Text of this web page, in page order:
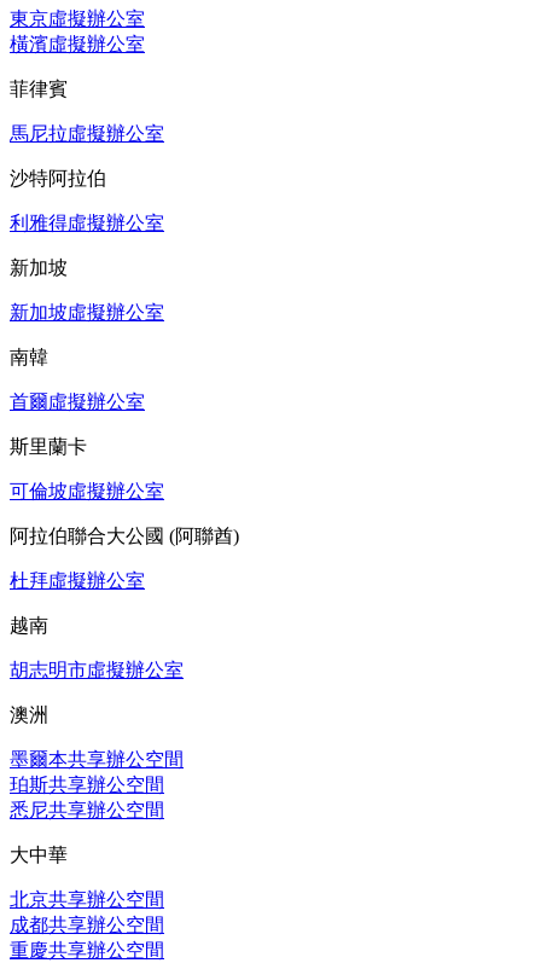
東京虛擬辦公室
橫濱虛擬辦公室
菲律賓
馬尼拉虛擬辦公室
沙特阿拉伯
利雅得虛擬辦公室
新加坡
新加坡虛擬辦公室
南韓
首爾虛擬辦公室
斯里蘭卡
可倫坡虛擬辦公室
阿拉伯聯合大公國 (阿聯酋)
杜拜虛擬辦公室
越南
胡志明市虛擬辦公室
澳洲
墨爾本共享辦公空間
珀斯共享辦公空間
悉尼共享辦公空間
大中華
北京共享辦公空間
成都共享辦公空間
重慶共享辦公空間